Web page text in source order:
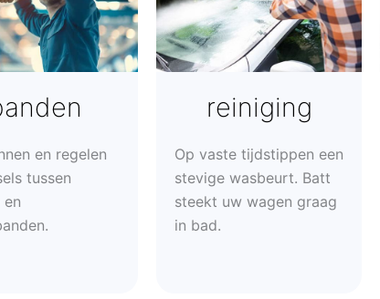
en regelen
tussen
en
reiniging
Op vaste tijdstippen een
stevige wasbeurt. Batt
steekt uw wagen graag
in bad.